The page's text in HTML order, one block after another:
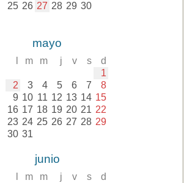
25 26 27 28 29 30
mayo
m m j v s d
1
2 3 4 5 6 7 8
9 10 11 12 13 14 15
16 17 18 19 20 21 22
23 24 25 26 27 28 29
30 31
junio
m m j v s d